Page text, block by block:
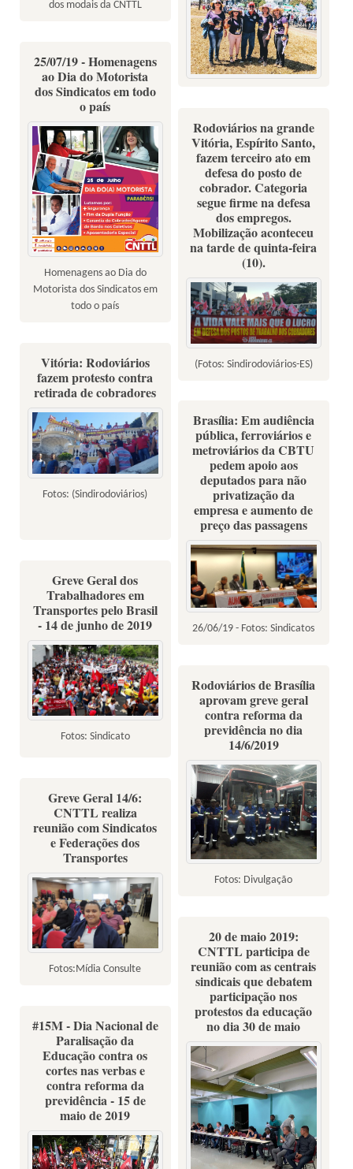
dos modais da CNTTL
25/07/19 - Homenagens
ao Dia do Motorista
dos Sindicatos em todo
o país
Homenagens ao Dia do
Motorista dos Sindicatos em
todo o país
Rodoviários na grande
Vitória, Espírito Santo,
fazem terceiro ato em
defesa do posto de
cobrador. Categoria
segue firme na defesa
dos empregos.
Mobilização aconteceu
na tarde de quinta-feira
(10).
(Fotos: Sindirodoviários-ES)
Vitória: Rodoviários
fazem protesto contra
retirada de cobradores
Fotos: (Sindirodoviários)
Brasília: Em audiência
pública, ferroviários e
metroviários da CBTU
pedem apoio aos
deputados para não
privatização da
empresa e aumento de
preço das passagens
26/06/19 - Fotos: Sindicatos
Greve Geral dos
Trabalhadores em
Transportes pelo Brasil
- 14 de junho de 2019
Fotos: Sindicato
Rodoviários de Brasília
aprovam greve geral
contra reforma da
previdência no dia
14/6/2019
Fotos: Divulgação
Greve Geral 14/6:
CNTTL realiza
reunião com Sindicatos
e Federações dos
Transportes
Fotos:Mídia Consulte
20 de maio 2019:
CNTTL participa de
reunião com as centrais
sindicais que debatem
participação nos
protestos da educação
no dia 30 de maio
#15M - Dia Nacional de
Paralisação da
Educação contra os
cortes nas verbas e
contra reforma da
previdência - 15 de
maio de 2019